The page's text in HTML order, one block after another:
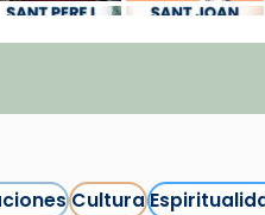
Cultura